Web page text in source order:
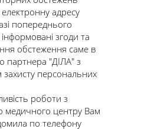
адресу
попереднього
згоди та
обстеження саме в
партнера "ДІЛА" з
захисту персональних
роботи з
медичного центру Вам
по телефону